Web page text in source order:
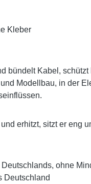
Kleber
bündelt Kabel,
Modellbau, in der
erhitzt, sitzt er eng
ohne
Deutschland